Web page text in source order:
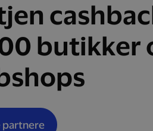
butikker
partnere